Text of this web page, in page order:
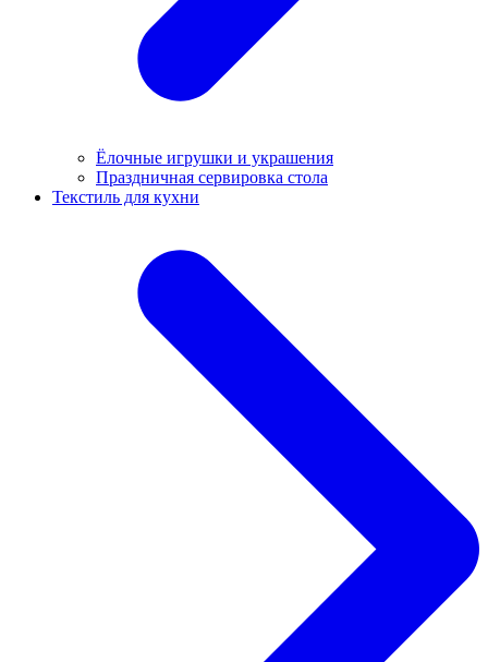
Ёлочные игрушки и украшения
Праздничная сервировка стола
Текстиль для кухни